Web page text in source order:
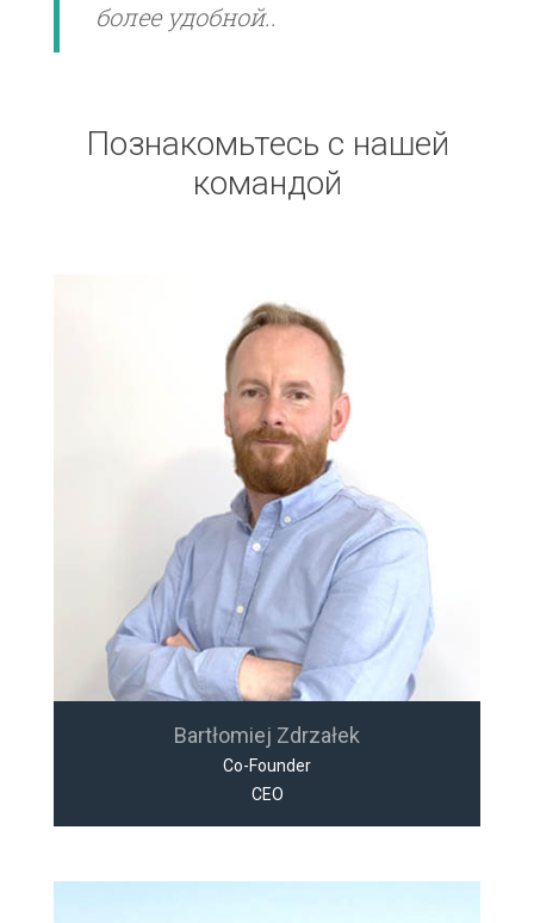
более удобной..
Познакомьтесь с нашей
командой
Bartłomiej Zdrzałek
Co-Founder
CEO